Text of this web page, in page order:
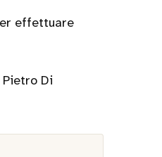
effettuare
Pietro Di